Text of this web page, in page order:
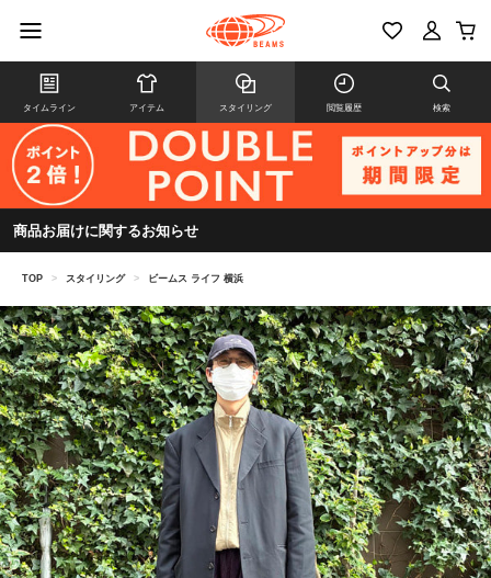
タイムライン アイテム スタイリング 閲覧履歴 検索
商品お届けに関するお知らせ
TOP > スタイリング > ビームス ライフ 横浜